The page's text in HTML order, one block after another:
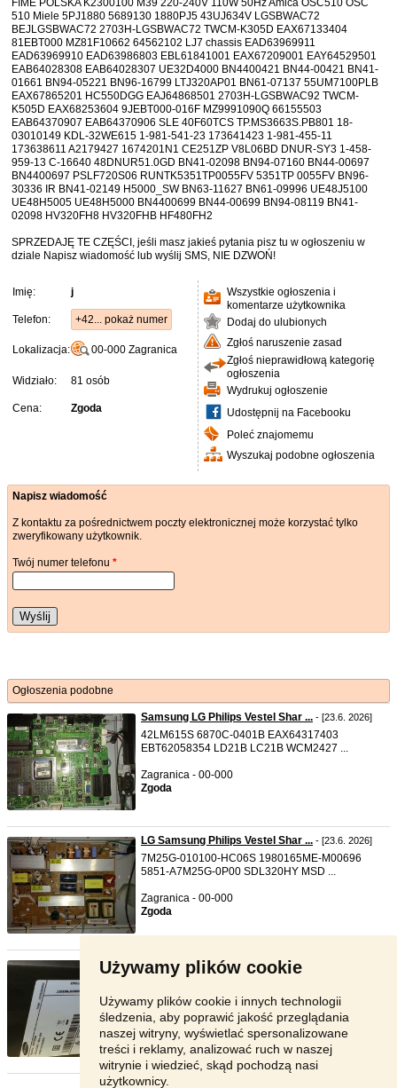
Używamy plików cookie
Używamy plików cookie i innych technologii
śledzenia, aby poprawić jakość przeglądania
naszej witryny, wyświetlać spersonalizowane
treści i reklamy, analizować ruch w naszej
witrynie i wiedzieć, skąd pochodzą nasi
użytkownicy.
FIME POLSKA K2300100 M39 220-240V 110W 50Hz Amica OSC510 OSC
510 Miele 5PJ1880 5689130 1880PJ5 43UJ634V LGSBWAC72
BEJLGSBWAC72 2703H-LGSBWAC72 TWCM-K305D EAX67133404
81EBT000 MZ81F10662 64562102 LJ7 chassis EAD63969911
EAD63969910 EAD63986803 EBL61841001 EAX67209001 EAY64529501
EAB64028308 EAB64028307 UE32D4000 BN4400421 BN44-00421 BN41-
01661 BN94-05221 BN96-16799 LTJ320AP01 BN61-07137 55UM7100PLB
EAX67865201 HC550DGG EAJ64868501 2703H-LGSBWAC92 TWCM-
K505D EAX68253604 9JEBT000-016F MZ9991090Q 66155503
EAB64370907 EAB64370906 SLE 40F60TCS TP.MS3663S.PB801 18-
03010149 KDL-32WE615 1-981-541-23 173641423 1-981-455-11
173638611 A2179427 1674201N1 CE251ZP V8L06BD DNUR-SY3 1-458-
959-13 C-16640 48DNUR51.0GD BN41-02098 BN94-07160 BN44-00697
BN4400697 PSLF720S06 RUNTK5351TP0055FV 5351TP 0055FV BN96-
30336 IR BN41-02149 H5000_SW BN63-11627 BN61-09996 UE48J5100
UE48H5005 UE48H5000 BN4400699 BN44-00699 BN94-08119 BN41-
02098 HV320FH8 HV320FHB HF480FH2
SPRZEDAJĘ TE CZĘŚCI, jeśli masz jakieś pytania pisz tu w ogłoszeniu w
dziale Napisz wiadomość lub wyślij SMS, NIE DZWOŃ!
Imię: j
Telefon: +42... pokaż numer
Lokalizacja: 00-000 Zagranica
Widziało: 81 osób
Cena: Zgoda
Wszystkie ogłoszenia i
komentarze użytkownika
Dodaj do ulubionych
Zgłoś naruszenie zasad
Zgłoś nieprawidłową kategorię
ogłoszenia
Wydrukuj ogłoszenie
Udostępnij na Facebooku
Poleć znajomemu
Wyszukaj podobne ogłoszenia
Napisz wiadomość
Z kontaktu za pośrednictwem poczty elektronicznej może korzystać tylko
zweryfikowany użytkownik.
Twój numer telefonu *
Wyślij
Ogłoszenia podobne
Samsung LG Philips Vestel Shar ... - [23.6. 2026]
42LM615S 6870C-0401B EAX64317403
EBT62058354 LD21B LC21B WCM2427 ...
Zagranica - 00-000
Zgoda
LG Samsung Philips Vestel Shar ... - [23.6. 2026]
7M25G-010100-HC06S 1980165ME-M00696
5851-A7M25G-0P00 SDL320HY MSD ...
Zagranica - 00-000
Zgoda
Vestel Samsung LG Philips Shar ...
MT15H5-MAD2HG 300800-00526*5 ...
Zagranica - 00-000
Zgoda